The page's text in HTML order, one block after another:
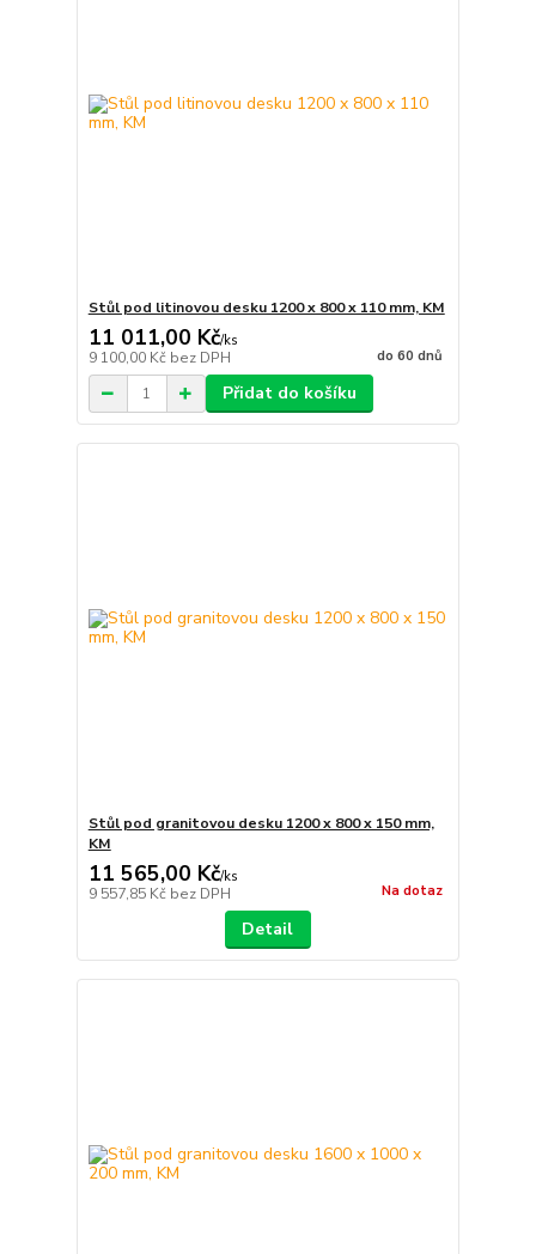
Stůl pod litinovou desku 1200 x 800 x 110 mm, KM
11 011,00 Kč/ks
9 100,00 Kč bez DPH do 60 dnů
Přidat do košíku
Stůl pod granitovou desku 1200 x 800 x 150 mm,
KM
11 565,00 Kč/ks
9 557,85 Kč bez DPH Na dotaz
Detail